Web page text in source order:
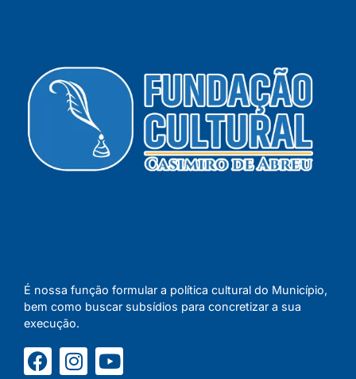
É nossa função formular a política cultural do Município,
bem como buscar subsídios para concretizar a sua
execução.